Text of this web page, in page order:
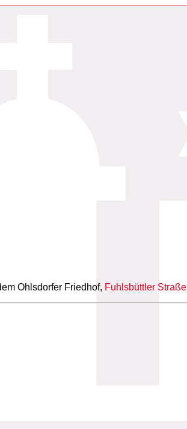
Ohlsdorfer Friedhof, Fuhlsbüttler Straße